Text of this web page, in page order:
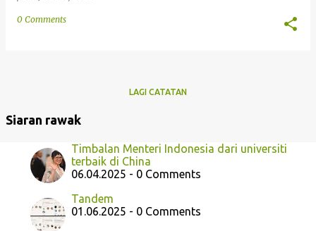
0 Comments
LAGI CATATAN
Siaran rawak
Timbalan Menteri Indonesia dari universiti
terbaik di China
06.04.2025 - 0 Comments
Tandem
01.06.2025 - 0 Comments